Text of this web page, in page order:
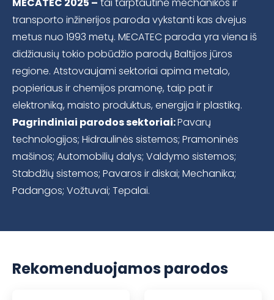
MECATEC 2025 – tai tarptautinė mechanikos ir
transporto inžinerijos paroda vykstanti kas dvejus
metus nuo 1993 metų. MECATEC paroda yra viena iš
didžiausių tokio pobūdžio parodų Baltijos jūros
regione. Atstovaujami sektoriai apima metalo,
popieriaus ir chemijos pramonę, taip pat ir
elektroniką, maisto produktus, energija ir plastiką.
Pagrindiniai parodos sektoriai:Pavarų
technologijos; Hidraulinės sistemos; Pramoninės
mašinos; Automobilių dalys; Valdymo sistemos;
Stabdžių sistemos; Pavaros ir diskai; Mechanika;
Padangos; Vožtuvai; Tepalai.
Rekomenduojamos parodos